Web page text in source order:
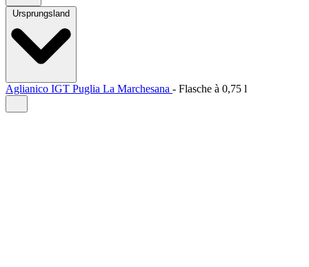
Ursprungsland
Aglianico IGT Puglia La Marchesana - Flasche à 0,75 l